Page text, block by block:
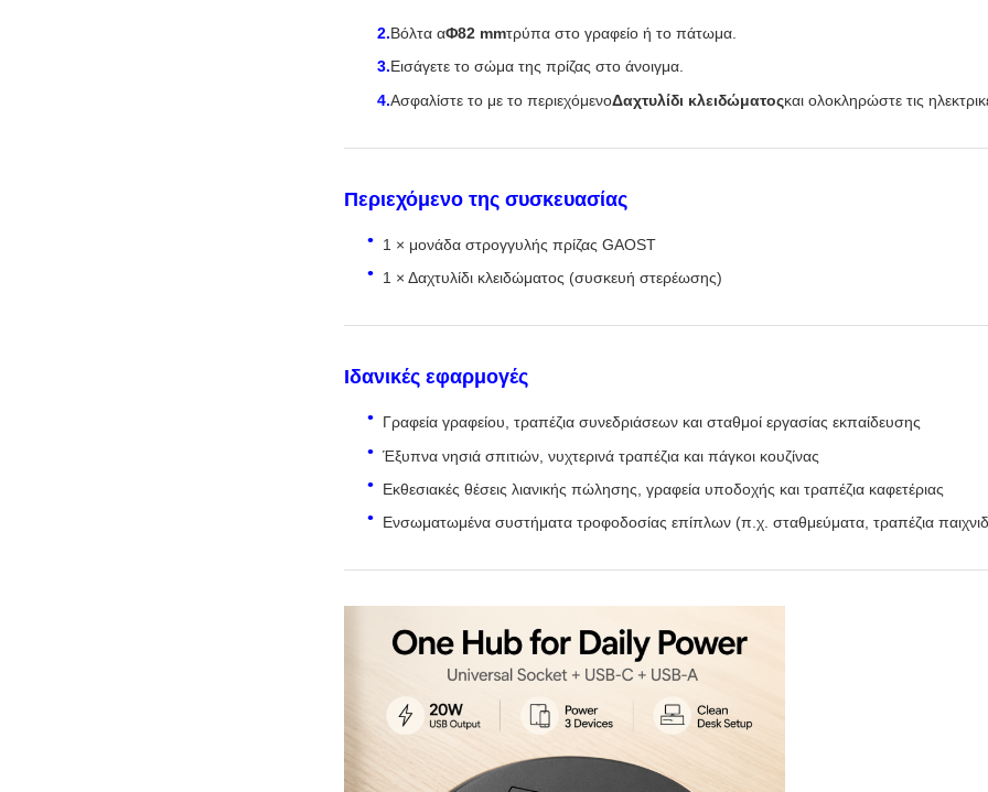
Βόλτα αΦ82 mmτρύπα στο γραφείο ή το πάτωμα.
Εισάγετε το σώμα της πρίζας στο άνοιγμα.
Ασφαλίστε το με το περιεχόμενοΔαχτυλίδι κλειδώματοςκαι ολοκληρώστε τις
Περιεχόμενο της συσκευασίας
1 × μονάδα στρογγυλής πρίζας GAOST
1 × Δαχτυλίδι κλειδώματος (συσκευή στερέωσης)
Ιδανικές εφαρμογές
Γραφεία γραφείου, τραπέζια συνεδριάσεων και σταθμοί εργασίας εκπαίδευσης
Έξυπνα νησιά σπιτιών, νυχτερινά τραπέζια και πάγκοι κουζίνας
Εκθεσιακές θέσεις λιανικής πώλησης, γραφεία υποδοχής και τραπέζια καφετέριας
Ενσωματωμένα συστήματα τροφοδοσίας επίπλων (π.χ. σταθμεύματα, τραπέζια